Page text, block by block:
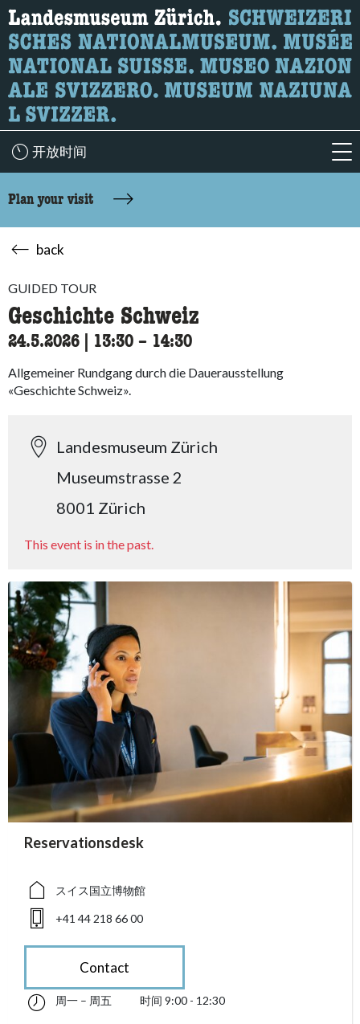
What are you looking for?
Here you can search for content on the page.
开放时间
Plan your visit
back
GUIDED TOUR
Geschichte Schweiz
24.5.2026 13:30 accessibility.time_to
– 14:30
Allgemeiner Rundgang durch die Dauerausstellung
«Geschichte Schweiz».
Landesmuseum Zürich
Museumstrasse 2
8001 Zürich
This event is in the past.
accessibility.sr-only.person_card_info
Reservationsdesk
accessibility.sr-only.museum
スイス国立博物館
accessibility.sr-only.phone
+41 44 218 66 00
Contact
accessibility.sr-only.opening_hours
星期一 till 星期五 09:00 - 12:30
周一 – 周五 时间 9:00 - 12:30